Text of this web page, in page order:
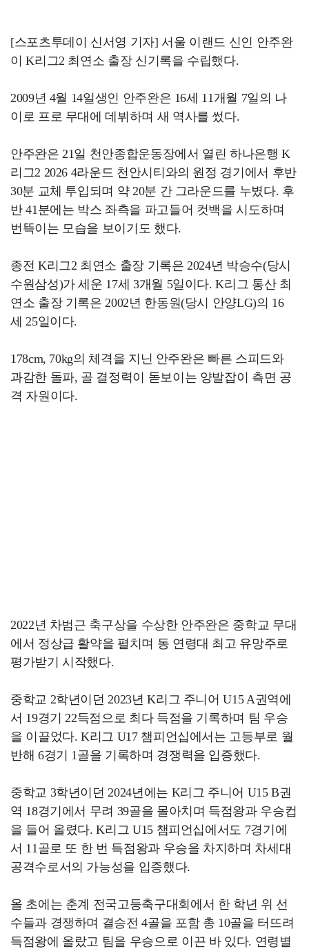
[스포츠투데이 신서영 기자] 서울 이랜드 신인 안주완
이 K리그2 최연소 출장 신기록을 수립했다.
2009년 4월 14일생인 안주완은 16세 11개월 7일의 나
이로 프로 무대에 데뷔하며 새 역사를 썼다.
안주완은 21일 천안종합운동장에서 열린 하나은행 K
리그2 2026 4라운드 천안시티와의 원정 경기에서 후반
30분 교체 투입되며 약 20분 간 그라운드를 누볐다. 후
반 41분에는 박스 좌측을 파고들어 컷백을 시도하며
번뜩이는 모습을 보이기도 했다.
종전 K리그2 최연소 출장 기록은 2024년 박승수(당시
수원삼성)가 세운 17세 3개월 5일이다. K리그 통산 최
연소 출장 기록은 2002년 한동원(당시 안양LG)의 16
세 25일이다.
178cm, 70kg의 체격을 지닌 안주완은 빠른 스피드와
과감한 돌파, 골 결정력이 돋보이는 양발잡이 측면 공
격 자원이다.
2022년 차범근 축구상을 수상한 안주완은 중학교 무대
에서 정상급 활약을 펼치며 동 연령대 최고 유망주로
평가받기 시작했다.
중학교 2학년이던 2023년 K리그 주니어 U15 A권역에
서 19경기 22득점으로 최다 득점을 기록하며 팀 우승
을 이끌었다. K리그 U17 챔피언십에서는 고등부로 월
반해 6경기 1골을 기록하며 경쟁력을 입증했다.
중학교 3학년이던 2024년에는 K리그 주니어 U15 B권
역 18경기에서 무려 39골을 몰아치며 득점왕과 우승컵
을 들어 올렸다. K리그 U15 챔피언십에서도 7경기에
서 11골로 또 한 번 득점왕과 우승을 차지하며 차세대
공격수로서의 가능성을 입증했다.
올 초에는 춘계 전국고등축구대회에서 한 학년 위 선
수들과 경쟁하며 결승전 4골을 포함 총 10골을 터뜨려
득점왕에 올랐고 팀을 우승으로 이끈 바 있다. 연령별